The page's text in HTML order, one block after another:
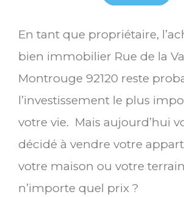
En tant que propriétaire,
bien immobilier Rue de la
Montrouge 92120 reste
l’investissement le plus
votre vie. Mais aujourd’hui
décidé à vendre votre
votre maison ou votre
n’importe quel prix ?